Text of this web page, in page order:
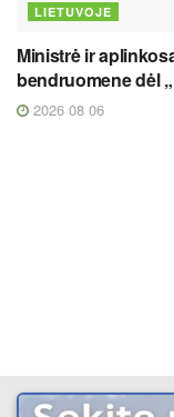
LIETUVOJE
Ministrė ir
bendruomene dėl
2026 08 06